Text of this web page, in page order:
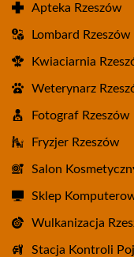
Apteka Rzeszów
Lombard Rzeszów
Kwiaciarnia
Weterynarz
Fotograf Rzeszów
Fryzjer Rzeszów
Salon
Sklep
Wulkanizacja
Stacja Kontroli